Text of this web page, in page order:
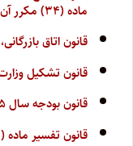
ماده (۳۴) مکرر آن
قانون اتاق
قانون تشکیل
قانون بودجه سال ۱۴۰۵ کل کشور
قانون تفسیر ماده (۱۳) قانون حمایت از آزادگان مصوب ۱۳۶۸